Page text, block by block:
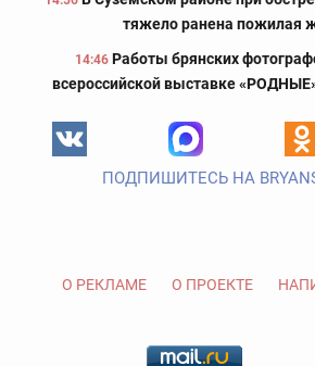
тяжело ранена пожилая
14:46 Работы брянских
всероссийской выставке
ПОДПИШИТЕСЬ НА
О РЕКЛАМЕ О ПРОЕКТЕ